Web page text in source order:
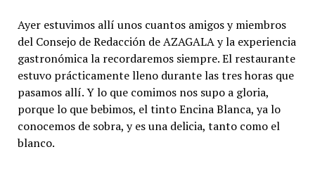
Ayer estuvimos allí unos cuantos amigos y miembros
del Consejo de Redacción de AZAGALA y la experiencia
gastronómica la recordaremos siempre. El restaurante
estuvo prácticamente lleno durante las tres horas que
pasamos allí. Y lo que comimos nos supo a gloria,
porque lo que bebimos, el tinto Encina Blanca, ya lo
conocemos de sobra, y es una delicia, tanto como el
blanco.